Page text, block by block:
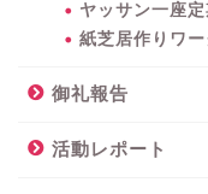
ヤッサン一座
紙芝居作りワ
御礼報告
活動レポート